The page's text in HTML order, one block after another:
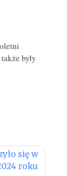
były
się w
roku